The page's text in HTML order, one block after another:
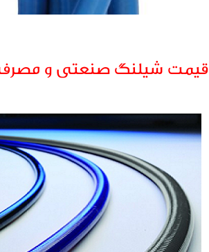
قیمت شیلنگ صنعتی و مصرفی